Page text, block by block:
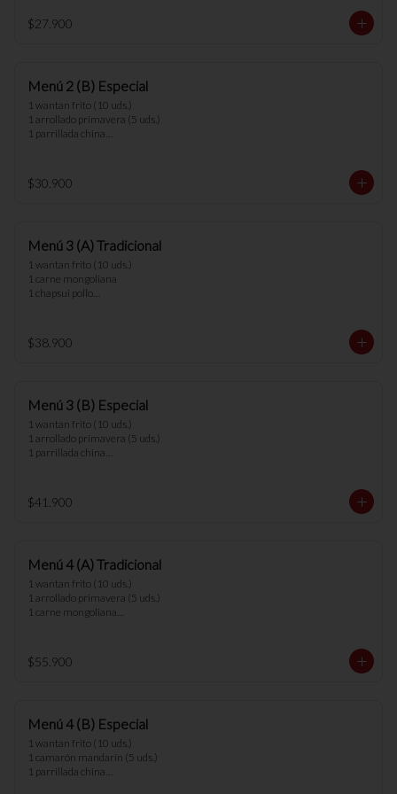
*nota: no se pueden hacer cambios en los
menús.
$27.900
Menú 2 (B) Especial
1 wantan frito (10 uds.)
1 arrollado primavera (5 uds.)
1 parrillada china
*nota: no se pueden hacer cambios en los
menús.
$30.900
Menú 3 (A) Tradicional
1 wantan frito (10 uds.)
1 carne mongoliana
1 chapsui pollo
*nota: no se pueden hacer cambios en los
$38.900
Menú 3 (B) Especial
1 wantan frito (10 uds.)
1 arrollado primavera (5 uds.)
1 parrillada china
*nota: no se pueden hacer cambios en los
$41.900
Menú 4 (A) Tradicional
1 wantan frito (10 uds.)
1 arrollado primavera (5 uds.)
1 carne mongoliana
1 arrollado de marisco
4 arroz chaufan
$55.900
Menú 4 (B) Especial
1 wantan frito (10 uds.)
1 camarón mandarín (5 uds.)
1 parrillada china